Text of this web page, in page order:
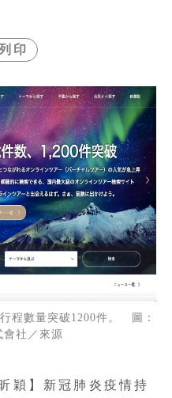
印
程數量突破1200件。 圖：
會社／來源
穎】新冠肺炎疫情持